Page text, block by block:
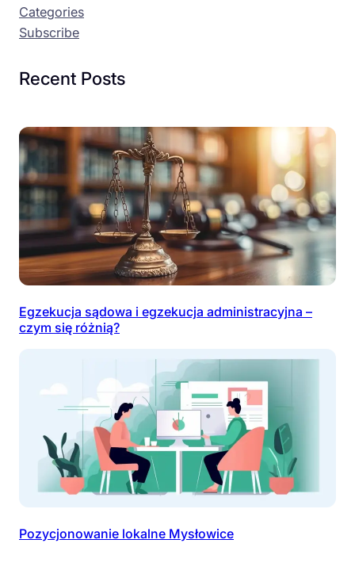
Categories
Subscribe
Recent Posts
Egzekucja sądowa i egzekucja administracyjna –
czym się różnią?
Pozycjonowanie lokalne Mysłowice